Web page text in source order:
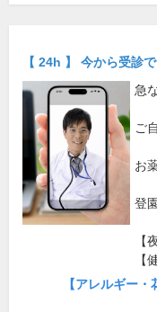
【 24h 】 今から受診
急
ご
お
登
【
【
【アレルギー